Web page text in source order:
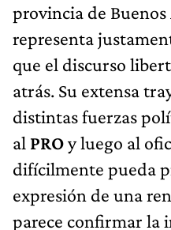
provincia de
representa
que el discurso
atrás. Su extensa
distintas fuerzas
al PROy luego al
difícilmente pueda
expresión de una
parece confirmar la